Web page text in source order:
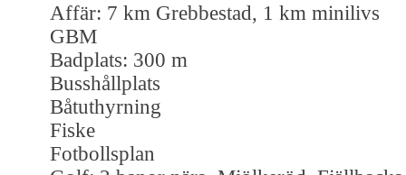
Affär: 7 km Grebbestad, 1 km minilivs
GBM
Badplats: 300 m
Busshållplats
Båtuthyrning
Fiske
Fotbollsplan